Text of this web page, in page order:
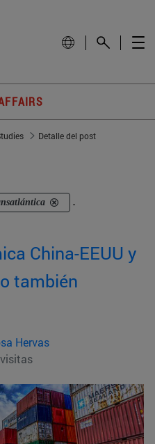
Detalle del post
.
China-EEUU y
también
Hervas